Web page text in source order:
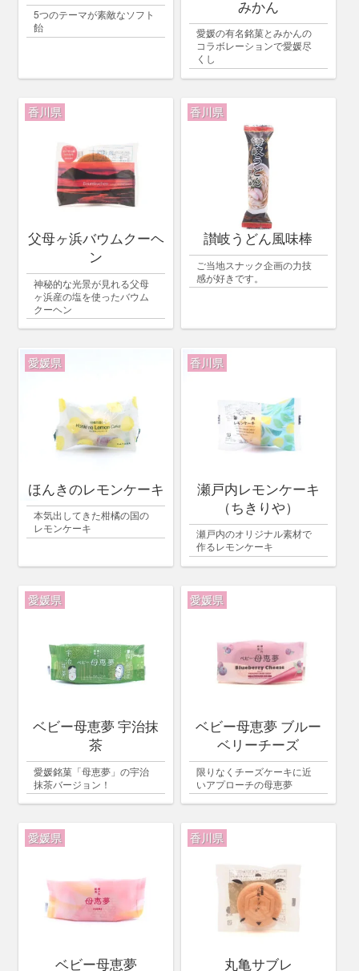
5つのテーマが素敵なソフト
飴
みかん
愛媛の有名銘菓とみかんの
コラボレーションで愛媛尽
くし
香川県
父母ヶ浜バウムクーヘ
ン
神秘的な光景が見れる父母
ヶ浜産の塩を使ったバウム
クーヘン
香川県
讃岐うどん風味棒
ご当地スナック企画の力技
感が好きです。
愛媛県
ほんきのレモンケーキ
本気出してきた柑橘の国の
レモンケーキ
香川県
瀬戸内レモンケーキ
（ちきりや）
瀬戸内のオリジナル素材で
作るレモンケーキ
愛媛県
ベビー母恵夢 宇治抹
茶
愛媛銘菓「母恵夢」の宇治
抹茶バージョン！
愛媛県
ベビー母恵夢 ブルー
ベリーチーズ
限りなくチーズケーキに近
いアプローチの母恵夢
愛媛県
ベビー母恵夢
香川県
丸亀サブレ